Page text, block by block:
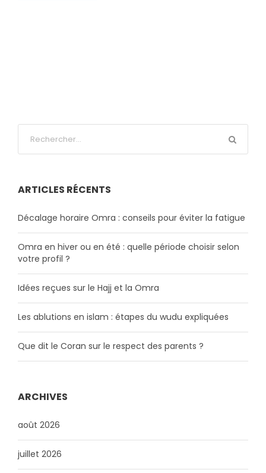
ARTICLES RÉCENTS
Décalage horaire Omra : conseils pour éviter la fatigue
Omra en hiver ou en été : quelle période choisir selon
votre profil ?
Idées reçues sur le Hajj et la Omra
Les ablutions en islam : étapes du wudu expliquées
Que dit le Coran sur le respect des parents ?
ARCHIVES
août 2026
juillet 2026